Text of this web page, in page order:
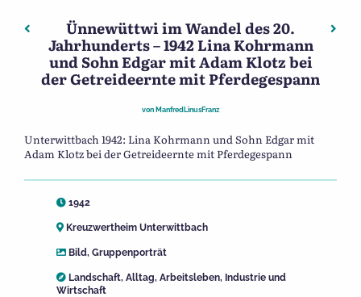
Beitragsnavigation
Vorheriger: Ünnewüttwi im Wandel des 20.
Ünnewüttwi im Wandel des 20.
Jahrhunderts – 1942 Lina Kohrmann
und Sohn Edgar mit Adam Klotz bei
der Getreideernte mit Pferdegespann
von ManfredLinusFranz
Unterwittbach 1942: Lina Kohrmann und Sohn Edgar mit
Adam Klotz bei der Getreideernte mit Pferdegespann
1942
Kreuzwertheim Unterwittbach
Bild, Gruppenporträt
Landschaft, Alltag, Arbeitsleben, Industrie und
Wirtschaft